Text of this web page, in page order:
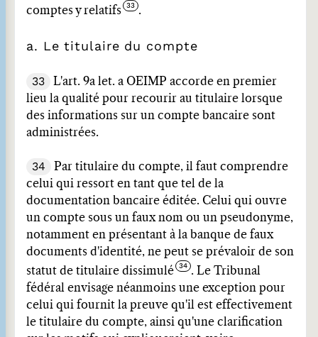
comptes y relatifs
.
a. Le titulaire du compte
33
L'art. 9a let. a OEIMP accorde en premier
lieu la qualité pour recourir au titulaire lorsque
des informations sur un compte bancaire sont
administrées.
34
Par titulaire du compte, il faut comprendre
celui qui ressort en tant que tel de la
documentation bancaire éditée. Celui qui ouvre
un compte sous un faux nom ou un pseudonyme,
notamment en présentant à la banque de faux
documents d'identité, ne peut se prévaloir de son
statut de titulaire dissimulé
. Le Tribunal
fédéral envisage néanmoins une exception pour
celui qui fournit la preuve qu'il est effectivement
le titulaire du compte, ainsi qu'une clarification